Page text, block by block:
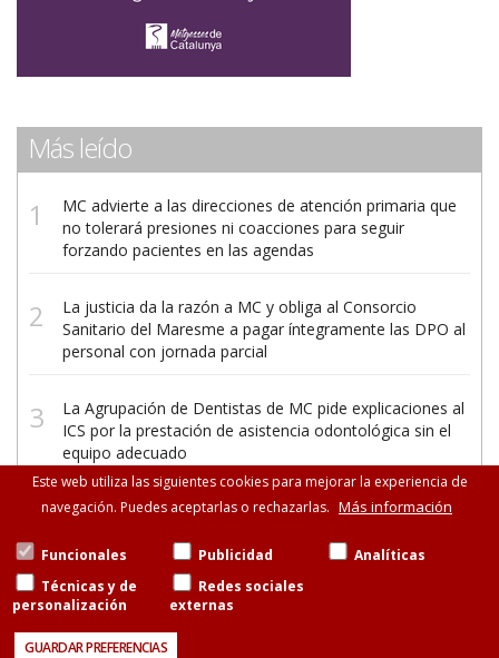
Más leído
MC advierte a las direcciones de atención primaria que
no tolerará presiones ni coacciones para seguir
forzando pacientes en las agendas
La justicia da la razón a MC y obliga al Consorcio
Sanitario del Maresme a pagar íntegramente las DPO al
personal con jornada parcial
La Agrupación de Dentistas de MC pide explicaciones al
ICS por la prestación de asistencia odontológica sin el
equipo adecuado
©Metges de CatalunyaConsell de Cent, 471-475, esc.B entresuelo, 08013
Barcelona 93 265 11 77 · 93 585 13 88
Este web utiliza las siguientes cookies para mejorar la experiencia de
navegación. Puedes aceptarlas o rechazarlas. Más información
Funcionales Publicidad
Analíticas
Técnicas y de
personalización
Redes sociales
externas
GUARDAR PREFERENCIAS